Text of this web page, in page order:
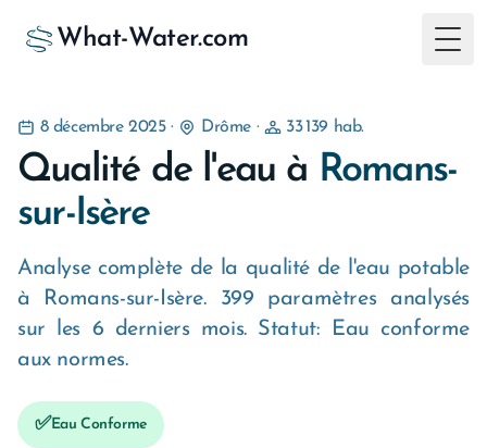
What-Water.com
8 décembre 2025· Drôme · 33 139 hab.
Qualité de l'eau à Romans-
sur-Isère
Analyse complète de la qualité de l'eau potable
à Romans-sur-Isère. 399 paramètres analysés
sur les 6 derniers mois. Statut: Eau conforme
aux normes.
✅Eau Conforme